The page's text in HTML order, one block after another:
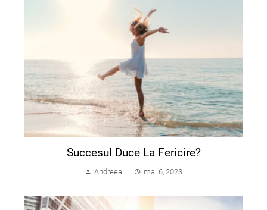
Succesul Duce La Fericire?
Andreea mai 6, 2023